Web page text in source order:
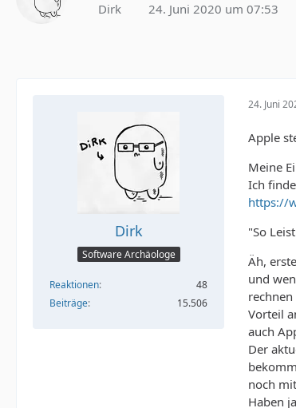
Dirk 24. Juni 2020 um 07:53
Dirk
Software Archäologe
Reaktionen
48
Beiträge
15.506
24. Juni
Apple
Meine
Ich
https://
"So
Äh,
und
Vorteil
auch
Der
noch
Haben